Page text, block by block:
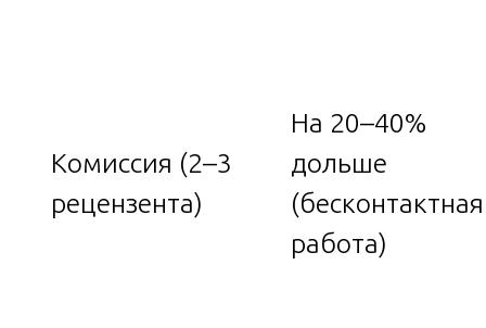
Комиссия (2–3
рецензента)
На 20–40%
дольше
(бесконтактная
работа)